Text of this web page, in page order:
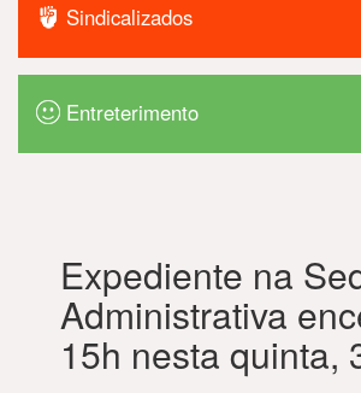
Sindicalizados
Entreterimento
Expediente na
Administrativa
15h nesta quinta,